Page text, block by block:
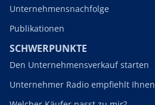
Unternehmensnachfolge
Publikationen
SCHWERPUNKTE
Den Unternehmensverkauf starten
Unternehmer Radio empfiehlt